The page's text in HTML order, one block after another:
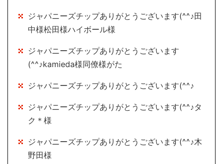
ジャパニーズチップありがとうございます(^^♪田
中様松田様ハイボール様
ジャパニーズチップありがとうございます
(^^♪kamieda様同僚様がた
ジャパニーズチップありがとうございます(^^♪
ジャパニーズチップありがとうございます(^^♪タ
ク＊様
ジャパニーズチップありがとうございます(^^♪木
野田様